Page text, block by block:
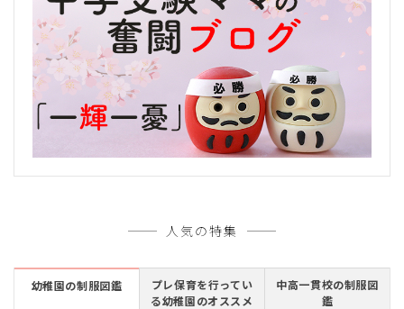
人気の特集
幼稚園の制服図鑑
プレ保育を行ってい
る幼稚園のオススメ
中高一貫校の制服図
鑑